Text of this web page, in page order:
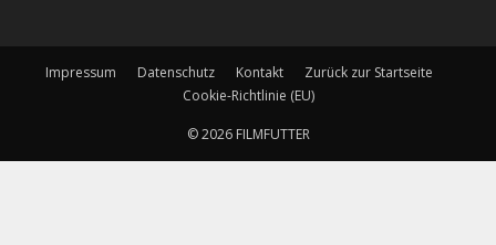
Impressum Datenschutz Kontakt
Zurück zur Startseite
Cookie-Richtlinie (EU)
© 2026 FILMFUTTER